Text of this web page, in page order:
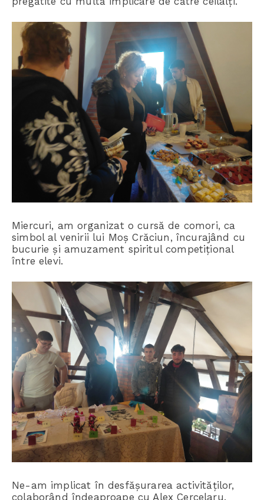
Miercuri, am organizat o cursă de comori, ca
simbol al venirii lui Moș Crăciun, încurajând cu
bucurie și amuzament spiritul competițional
între elevi.
Ne-am implicat în desfășurarea activităților,
colaborând îndeaproape cu Alex Cercelaru,